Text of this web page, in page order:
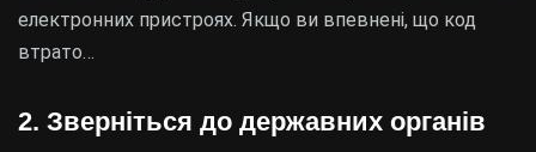
електронних пристроях. Якщо ви впевнені, що код
втрато…
2. Зверніться до державних органів